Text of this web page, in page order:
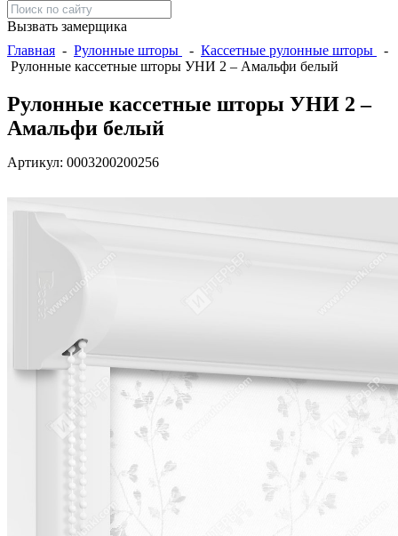
Вызвать замерщика
Главная - Рулонные шторы - Кассетные рулонные шторы
-
Рулонные кассетные шторы УНИ 2 – Амальфи белый
Рулонные кассетные шторы УНИ 2 –
Амальфи белый
Артикул: 0003200200256